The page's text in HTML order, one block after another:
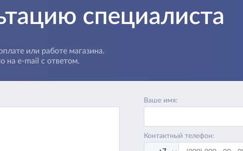
специалиста
или работе магазина.
на e-mail с ответом.
Ваше имя:
Контактный телефон: